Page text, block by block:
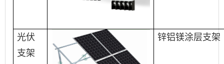
光伏
支架
锌铝镁涂层支架